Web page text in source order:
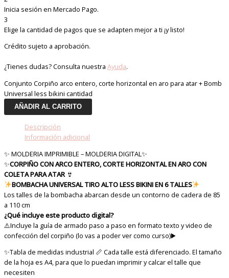
Inicia sesión en Mercado Pago.
3
Elige la cantidad de pagos que se adapten mejor a ti ¡y listo!
Crédito sujeto a aprobación.
¿Tienes dudas? Consulta nuestra Ayuda.
Conjunto Corpiño arco entero, corte horizontal en aro para atar + Bomb
Universal less bikini cantidad
AÑADIR AL CARRITO
Descripción
Información adicional
✨ MOLDERIA IMPRIMIBLE – MOLDERIA DIGITAL ✨
✨CORPIÑO CON ARCO ENTERO, CORTE HORIZONTAL EN ARO CON
COLETA PARA ATAR 👙
BOMBACHA UNIVERSAL TIRO ALTO LESS BIKINI EN 6 TALLES
Los talles de la bombacha abarcan desde un contorno de cadera de 85
a 110 cm
¿Qué incluye este producto digital?
⚠️Incluye la guía de armado paso a paso en formato texto y video de
confección del corpiño (lo vas a poder ver como curso)▶️
✨Tabla de medidas industrial 📏 Cada talle está diferenciado. El tamaño
de la hoja es A4, para que lo puedan imprimir y calcar el talle que
necesiten